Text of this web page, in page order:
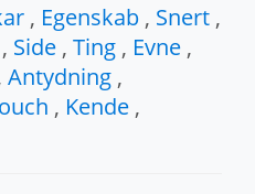
, Egenskab , Snert ,
, Side , Ting , Evne ,
Antydning ,
, Kende ,